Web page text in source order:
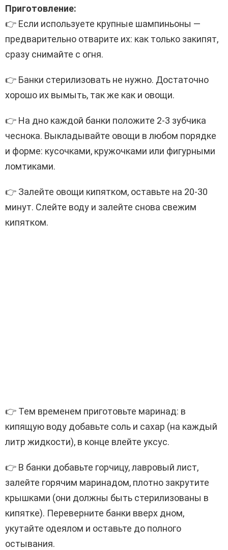
Приготовление:
👉 Если используете крупные шампиньоны —
предварительно отварите их: как только закипят,
сразу снимайте с огня.
👉 Банки стерилизовать не нужно. Достаточно
хорошо их вымыть, так же как и овощи.
👉 На дно каждой банки положите 2-3 зубчика
чеснока. Выкладывайте овощи в любом порядке
и форме: кусочками, кружочками или фигурными
ломтиками.
👉 Залейте овощи кипятком, оставьте на 20-30
минут. Слейте воду и залейте снова свежим
кипятком.
👉 Тем временем приготовьте маринад: в
кипящую воду добавьте соль и сахар (на каждый
литр жидкости), в конце влейте уксус.
👉 В банки добавьте горчицу, лавровый лист,
залейте горячим маринадом, плотно закрутите
крышками (они должны быть стерилизованы в
кипятке). Переверните банки вверх дном,
укутайте одеялом и оставьте до полного
остывания.